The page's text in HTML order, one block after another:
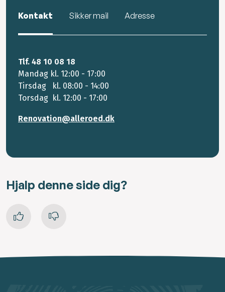
Kontakt Sikker mail Adresse
Tlf. 48 10 08 18
Mandag kl. 12:00 - 17:00
Tirsdag kl. 08:00 - 14:00
Torsdag kl. 12:00 - 17:00
Renovation@alleroed.dk
Hjalp denne side dig?